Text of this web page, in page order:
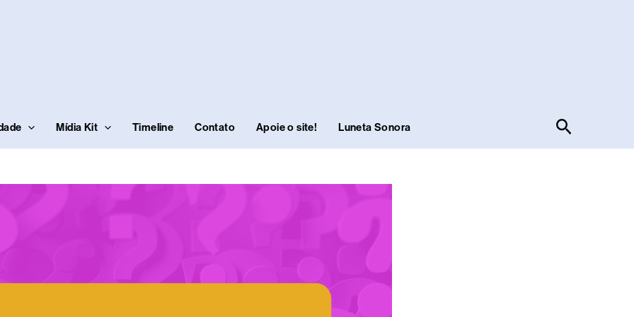
Mídia Kit Timeline Contato Apoie o site! Luneta Sonora Pesquisar